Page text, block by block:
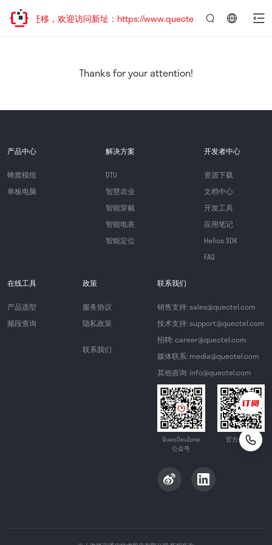
地址已迁移，欢迎访问新址：https://www.quectel.com.cn
Thanks for your attention!
产品中心
蜂窝模组
单板电脑
解决方案
DTU
智慧农业
智能穿戴
智能电表
智能定位
开发者中心
资源下载
文档中心
开发工具
应用笔记
Helios SDK
FAQ
在线工具
产品选型
频段查询
政策
服务协议
隐私政策
联系我们
联系我们
销售支持: sales@quectel.com
技术支持: support@quectel.com
招聘: career@quectel.com
媒体联系: media@quectel.com
其他咨询: info@quectel.com
QuecDevZone
公众号
官方公众号